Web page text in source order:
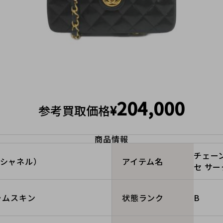
参考買取価格¥204,000
商品情報
ャネル）
アイテム名
チェー
セ サ
スキン 状態ランク B